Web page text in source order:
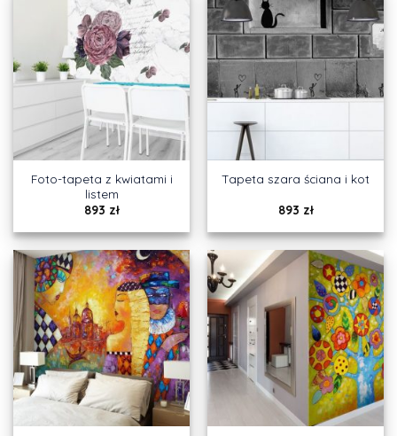
Foto-tapeta z kwiatami i
listem
893 zł
Tapeta szara ściana i kot
893 zł